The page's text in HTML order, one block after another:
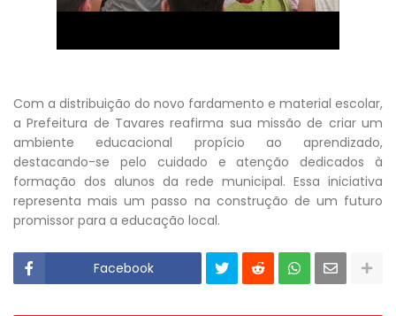
Com a distribuição do novo fardamento e material escolar,
a Prefeitura de Tavares reafirma sua missão de criar um
ambiente educacional propício ao aprendizado,
destacando-se pelo cuidado e atenção dedicados à
formação dos alunos da rede municipal. Essa iniciativa
representa mais um passo na construção de um futuro
promissor para a educação local.
Facebook